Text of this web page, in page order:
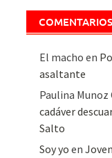
El macho en
asaltante
Paulina Munoz
cadáver
Salto
Soy yo en